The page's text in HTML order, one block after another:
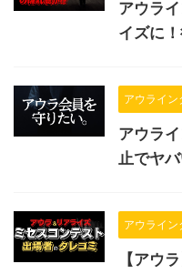
アウラ
イズに
アウライ
アウラ
止でヤ
アウライ
【アウ